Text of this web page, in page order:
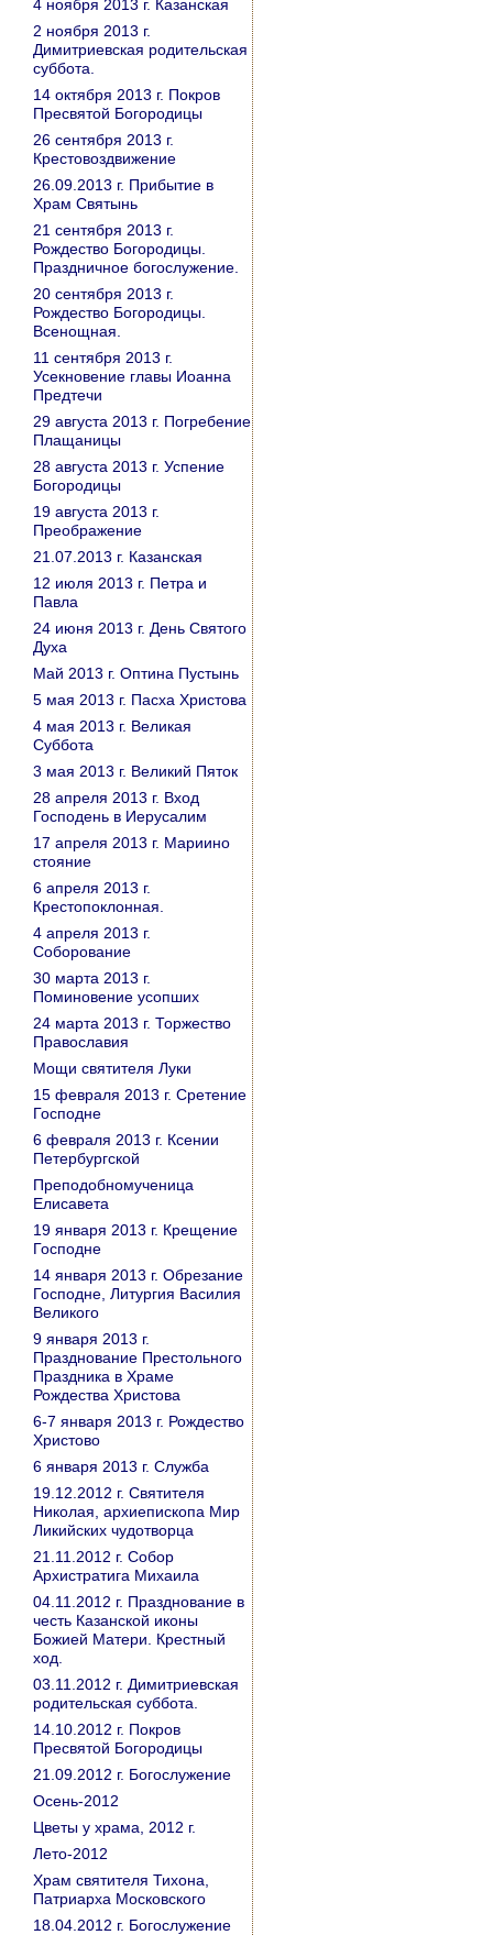
4 ноября 2013 г. Казанская
2 ноября 2013 г.
Димитриевская родительская
суббота.
14 октября 2013 г. Покров
Пресвятой Богородицы
26 сентября 2013 г.
Крестовоздвижение
26.09.2013 г. Прибытие в
Храм Святынь
21 сентября 2013 г.
Рождество Богородицы.
Праздничное богослужение.
20 сентября 2013 г.
Рождество Богородицы.
Всенощная.
11 сентября 2013 г.
Усекновение главы Иоанна
Предтечи
29 августа 2013 г. Погребение
Плащаницы
28 августа 2013 г. Успение
Богородицы
19 августа 2013 г.
Преображение
21.07.2013 г. Казанская
12 июля 2013 г. Петра и
Павла
24 июня 2013 г. День Святого
Духа
Май 2013 г. Оптина Пустынь
5 мая 2013 г. Пасха Христова
4 мая 2013 г. Великая
Суббота
3 мая 2013 г. Великий Пяток
28 апреля 2013 г. Вход
Господень в Иерусалим
17 апреля 2013 г. Мариино
стояние
6 апреля 2013 г.
Крестопоклонная.
4 апреля 2013 г.
Соборование
30 марта 2013 г.
Поминовение усопших
24 марта 2013 г. Торжество
Православия
Мощи святителя Луки
15 февраля 2013 г. Сретение
Господне
6 февраля 2013 г. Ксении
Петербургской
Преподобномученица
Елисавета
19 января 2013 г. Крещение
Господне
14 января 2013 г. Обрезание
Господне, Литургия Василия
Великого
9 января 2013 г.
Празднование Престольного
Праздника в Храме
Рождества Христова
6-7 января 2013 г. Рождество
Христово
6 января 2013 г. Служба
19.12.2012 г. Святителя
Николая, архиепископа Мир
Ликийских чудотворца
21.11.2012 г. Собор
Архистратига Михаила
04.11.2012 г. Празднование в
честь Казанской иконы
Божией Матери. Крестный
ход.
03.11.2012 г. Димитриевская
родительская суббота.
14.10.2012 г. Покров
Пресвятой Богородицы
21.09.2012 г. Богослужение
Осень-2012
Цветы у храма, 2012 г.
Лето-2012
Храм святителя Тихона,
Патриарха Московского
18.04.2012 г. Богослужение